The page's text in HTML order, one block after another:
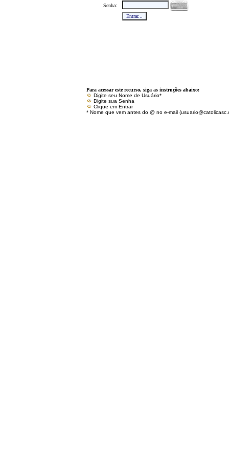
Senha:
Para acessar este recurso, siga as instruções abaixo:
Digite seu Nome de Usuário*
Digite sua Senha
Clique em Entrar
* Nome que vem antes do @ no e-mail (usuario@